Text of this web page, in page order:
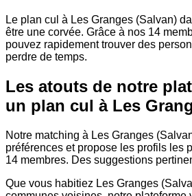
Le plan cul à Les Granges (Salvan)
être une corvée. Grâce à nos 14
pouvez rapidement trouver des
perdre de temps.
Les atouts de notre
un plan cul à Les
Notre matching à Les Granges
préférences et propose les profils les
14 membres. Des suggestions
Que vous habitiez Les Granges